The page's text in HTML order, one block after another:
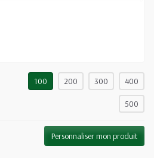
100 200 300 400
500
Personnaliser mon produit